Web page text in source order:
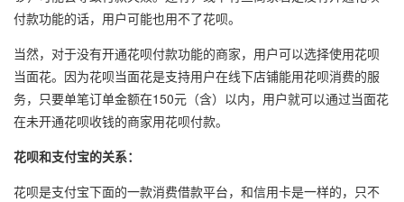
付款功能的话，用户可能也用不了花呗。
当然，对于没有开通花呗付款功能的商家，用户可以选择使用花呗
当面花。因为花呗当面花是支持用户在线下店铺能用花呗消费的服
务，只要单笔订单金额在150元（含）以内，用户就可以通过当面花
在未开通花呗收钱的商家用花呗付款。
花呗和支付宝的关系：
花呗是支付宝下面的一款消费借款平台，和信用卡是一样的，只不